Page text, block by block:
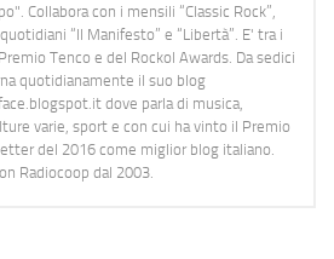
Collabora con i mensili “Classic Rock”,
“Il Manifesto” e “Libertà”. E' tra i
Tenco e del Rockol Awards. Da sedici
quotidianamente il suo blog
dove parla di musica,
varie, sport e con cui ha vinto il Premio
del 2016 come miglior blog italiano.
Radiocoop dal 2003.